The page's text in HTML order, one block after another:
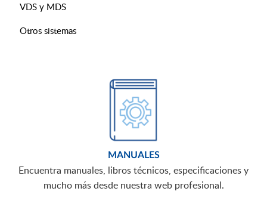
VDS y MDS
Otros sistemas
MANUALES
Encuentra manuales, libros técnicos, especificaciones y
mucho más desde nuestra web profesional.